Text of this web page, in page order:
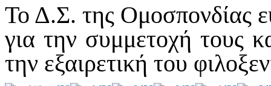
Το Δ.Σ. της Ομοσπονδίας
για την συμμετοχή τους
την εξαιρετική του